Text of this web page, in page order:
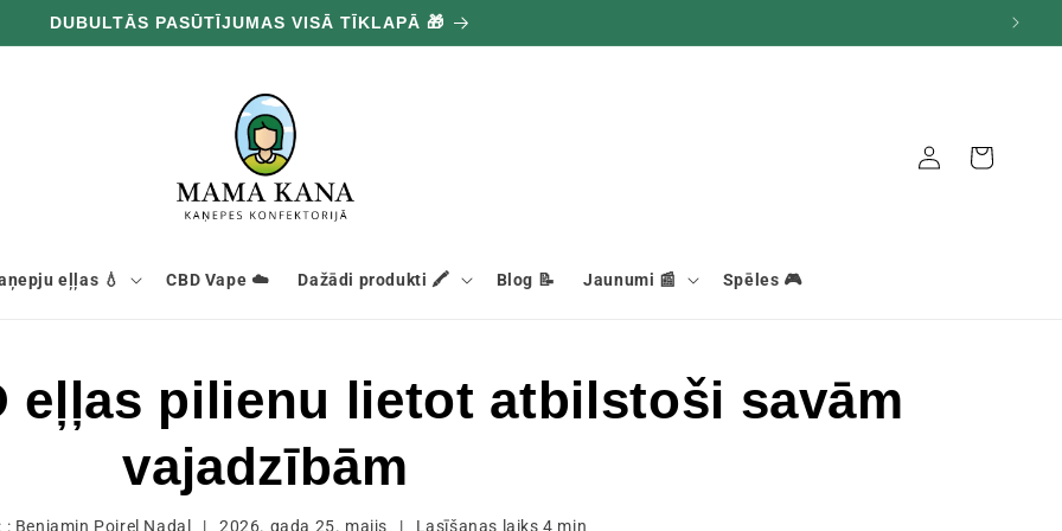
DUBULTĀS PASŪTĪJUMAS VISĀ TĪKLAPĀ 🎁
eļļas 💧 CBD Vape ☁️ Dažādi produkti 🖍️ Blog 📝 Jaunumi 📰 Spēles 🎮
SavienojumsGrozs
eļļas pilienu lietot atbilstoši savām
vajadzībām
: Benjamin Poirel Nadal | 2026. gada 25. maijs | Lasīšanas laiks4 min